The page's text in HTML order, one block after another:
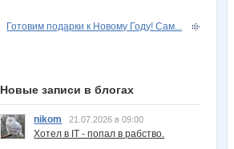
Готовим подарки к Новому Году! Сам...
Новые записи в блогах
nikom 21.07.2026 в 09:00
Хотел в IT - попал в рабство.